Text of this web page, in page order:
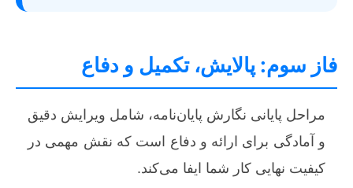
فاز سوم: پالایش، تکمیل و دفاع
مراحل پایانی نگارش پایان‌نامه، شامل ویرایش دقیق
و آمادگی برای ارائه و دفاع است که نقش مهمی در
کیفیت نهایی کار شما ایفا می‌کند.